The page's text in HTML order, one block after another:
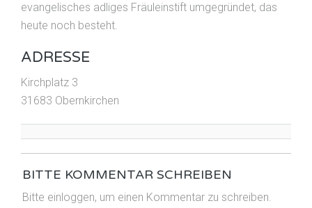
evangelisches adliges Fräuleinstift umgegründet, das
heute noch besteht.
ADRESSE
Kirchplatz 3
31683 Obernkirchen
BITTE KOMMENTAR SCHREIBEN
Bitte einloggen, um einen Kommentar zu schreiben.